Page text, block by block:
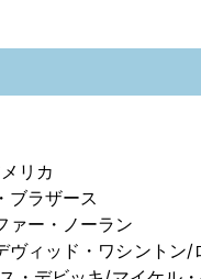
リカ
ブラザース
ァー・ノーラン
ヴィッド・ワシントン/